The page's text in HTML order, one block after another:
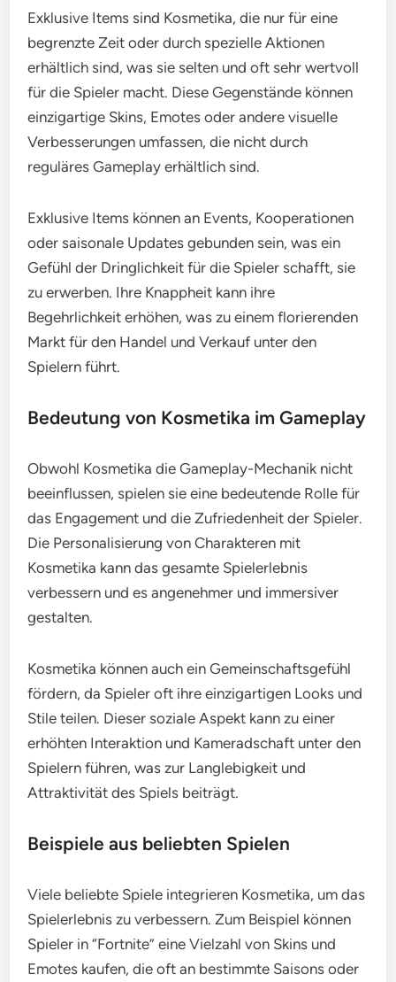
Exklusive Items sind Kosmetika, die nur für eine
begrenzte Zeit oder durch spezielle Aktionen
erhältlich sind, was sie selten und oft sehr wertvoll
für die Spieler macht. Diese Gegenstände können
einzigartige Skins, Emotes oder andere visuelle
Verbesserungen umfassen, die nicht durch
reguläres Gameplay erhältlich sind.
Exklusive Items können an Events, Kooperationen
oder saisonale Updates gebunden sein, was ein
Gefühl der Dringlichkeit für die Spieler schafft, sie
zu erwerben. Ihre Knappheit kann ihre
Begehrlichkeit erhöhen, was zu einem florierenden
Markt für den Handel und Verkauf unter den
Spielern führt.
Bedeutung von Kosmetika im Gameplay
Obwohl Kosmetika die Gameplay-Mechanik nicht
beeinflussen, spielen sie eine bedeutende Rolle für
das Engagement und die Zufriedenheit der Spieler.
Die Personalisierung von Charakteren mit
Kosmetika kann das gesamte Spielerlebnis
verbessern und es angenehmer und immersiver
gestalten.
Kosmetika können auch ein Gemeinschaftsgefühl
fördern, da Spieler oft ihre einzigartigen Looks und
Stile teilen. Dieser soziale Aspekt kann zu einer
erhöhten Interaktion und Kameradschaft unter den
Spielern führen, was zur Langlebigkeit und
Attraktivität des Spiels beiträgt.
Beispiele aus beliebten Spielen
Viele beliebte Spiele integrieren Kosmetika, um das
Spielerlebnis zu verbessern. Zum Beispiel können
Spieler in “Fortnite” eine Vielzahl von Skins und
Emotes kaufen, die oft an bestimmte Saisons oder